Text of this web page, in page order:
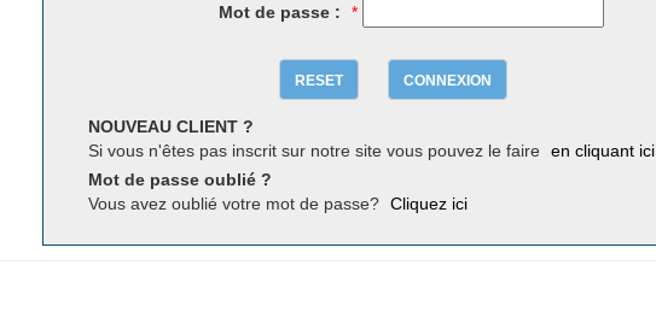
Mot de passe : *
RESET CONNEXION
NOUVEAU CLIENT ?
Si vous n'êtes pas inscrit sur notre site vous pouvez le faire
en cliquant ici
Mot de passe oublié ?
Vous avez oublié votre mot de passe? Cliquez ici